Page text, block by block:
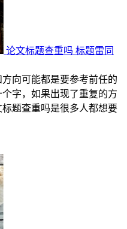
论文标题查重吗 标题雷同
向可能都是要参考前任的
字，如果出现了重复的方
题查重吗是很多人都想要